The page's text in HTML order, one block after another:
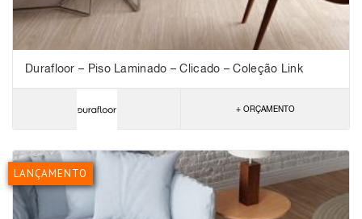
Durafloor – Piso Laminado – Clicado – Coleção Link
+ ORÇAMENTO
LANÇAMENTO